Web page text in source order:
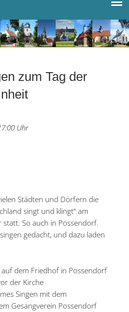
zum Tag der
Uhr
Städten und Dörfern die
singt und klingt“ am
So auch in Possendorf.
gedacht, und dazu laden
dem Friedhof in Possendorf
der Kirche
Singen mit dem
Gesangverein Possendorf